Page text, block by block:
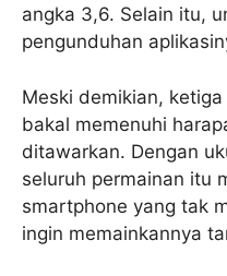
angka 3,6. Selain itu,
pengunduhan
Meski demikian,
bakal memenuhi
ditawarkan. Dengan
seluruh permainan itu
smartphone yang tak
ingin memainkannya